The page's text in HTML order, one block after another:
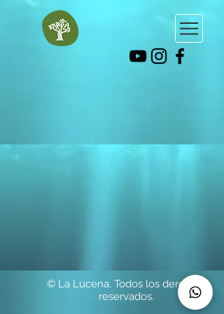
© La Lucena. Todos los derechos
reservados.